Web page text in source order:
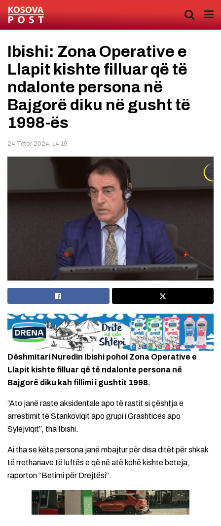
Ibishi: Zona Operative e
Llapit kishte filluar që të
ndalonte persona në
Bajgorë diku në gusht të
1998-ës
24 Tetor 2024, 14:19
Dëshmitari Nuredin Ibishi pohoi Zona Operative e
Llapit kishte filluar që të ndalonte persona në
Bajgorë diku kah fillimi i gushtit 1998.
“Ato janë raste aksidentale apo të rastit si çështja e
arrestimit të Stankoviqit apo grupi i Grashticës apo
Sylejviqit”, tha Ibishi.
Ai tha se këta persona janë mbajtur për disa ditët për shkak
të rrethanave të luftës e që në atë kohë kishte beteja,
raporton “Betimi për Drejtësi“.